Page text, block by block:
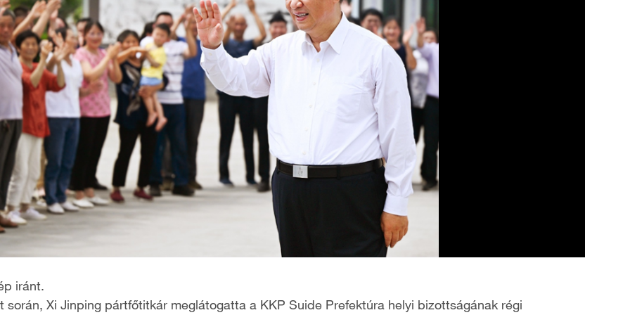
iránt.
Xi Jinping pártfőtitkár meglátogatta a KKP Suide Prefektúra helyi bizottságának régi